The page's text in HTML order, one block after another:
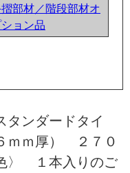
部材／階段部材オ
ョン品
ンダードタイ
ｍ厚） ２７０
〉 １本入りのご